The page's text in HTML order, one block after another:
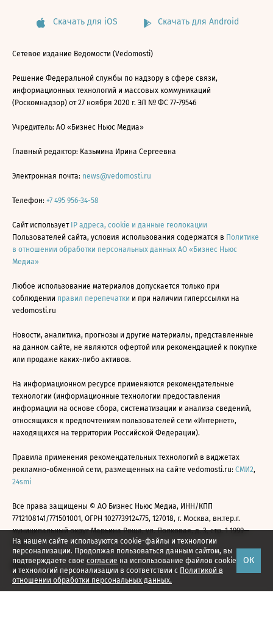
На нашем сайте используются cookie-файлы и технологии
персонализации. Продолжая пользоваться данным сайтом, вы
подтверждаете свое согласие на использование файлов cookie
и технологий персонализации в соответствии с Политикой в
отношении обработки персональных данных.
ОК
Скачать для iOS Скачать для Android
Сетевое издание Ведомости (Vedomosti)
Решение Федеральной службы по надзору в сфере связи,
информационных технологий и массовых коммуникаций
(Роскомнадзор) от 27 ноября 2020 г. ЭЛ № ФС 77-79546
Учредитель: АО «Бизнес Ньюс Медиа»
Главный редактор: Казьмина Ирина Сергеевна
Электронная почта: news@vedomosti.ru
Телефон: +7 495 956-34-58
Сайт использует IP адреса, cookie и данные геолокации
Пользователей сайта, условия использования содержатся в Политике
в отношении обработки персональных данных АО «Бизнес Ньюс
Медиа»
Любое использование материалов допускается только при
соблюдении правил перепечатки и при наличии гиперссылки на
vedomosti.ru
Новости, аналитика, прогнозы и другие материалы, представленные
на данном сайте, не являются офертой или рекомендацией к покупке
или продаже каких-либо активов.
На информационном ресурсе применяются рекомендательные
технологии (информационные технологии предоставления
информации на основе сбора, систематизации и анализа сведений,
относящихся к предпочтениям пользователей сети «Интернет»,
находящихся на территории Российской Федерации).
Правила применения рекомендательных технологий в виджетах
рекламно-обменной сети, размещенных на сайте vedomosti.ru: СМИ2,
24smi
Все права защищены © АО Бизнес Ньюс Медиа, ИНН/КПП
7712108141/771501001, ОГРН 1027739124775, 127018, г. Москва, вн.тер.г.
муниципальный округ Марьина Роща, ул. Полковая, д. 3, стр. 1 1999—
2026